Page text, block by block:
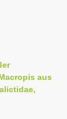
aus